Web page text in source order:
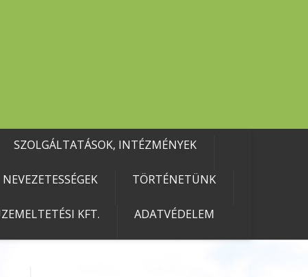
SZOLGÁLTATÁSOK, INTÉZMÉNYEK
NEVEZETESSÉGEK TÖRTÉNETÜNK
KFT. ADATVÉDELEM